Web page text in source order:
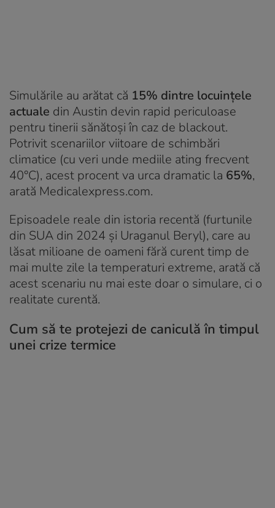
Simulările au arătat că 15% dintre locuințele
actuale din Austin devin rapid periculoase
pentru tinerii sănătoși în caz de blackout.
Potrivit scenariilor viitoare de schimbări
climatice (cu veri unde mediile ating frecvent
40°C), acest procent va urca dramatic la 65%,
arată Medicalexpress.com.
Episoadele reale din istoria recentă (furtunile
din SUA din 2024 și Uraganul Beryl), care au
lăsat milioane de oameni fără curent timp de
mai multe zile la temperaturi extreme, arată că
acest scenariu nu mai este doar o simulare, ci o
realitate curentă.
Cum să te protejezi de caniculă în timpul
unei crize termice